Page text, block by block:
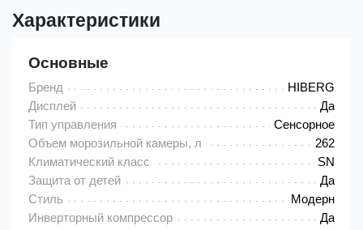
Характеристики
Основные
Бренд
HIBERG
Дисплей
Да
Тип управления
Сенсорное
Объем морозильной камеры, л
262
Климатический класс
SN
Защита от детей
Да
Стиль
Модерн
Инверторный компрессор
Да